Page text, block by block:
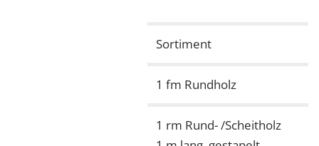
Sortiment
1 fm Rundholz
1 rm Rund- /Scheitholz